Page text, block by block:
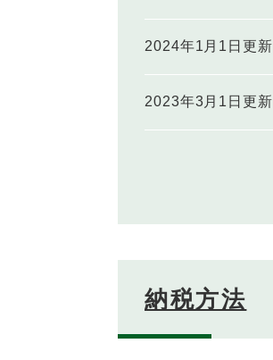
2024年1月1日更新
2023年3月1日更新
納税方法